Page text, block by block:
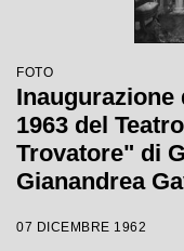
FOTO
Inaugurazione
1963 del
Trovatore" di
Gianandrea
07 DICEMBRE 1962